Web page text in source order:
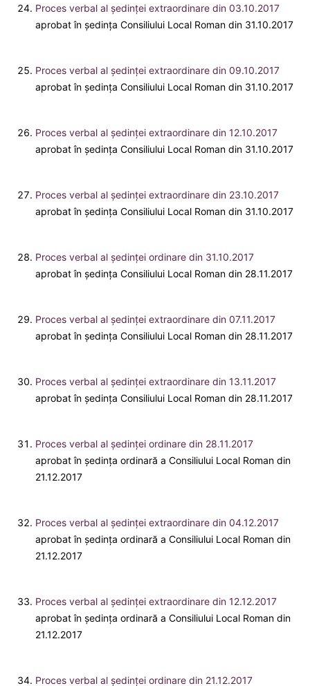
Proces verbal al ședinței extraordinare din 03.10.2017
aprobat în ședința Consiliului Local Roman din 31.10.2017
Proces verbal al ședinței extraordinare din 09.10.2017
aprobat în ședința Consiliului Local Roman din 31.10.2017
Proces verbal al ședinței extraordinare din 12.10.2017
aprobat în ședința Consiliului Local Roman din 31.10.2017
Proces verbal al ședinței extraordinare din 23.10.2017
aprobat în ședința Consiliului Local Roman din 31.10.2017
Proces verbal al ședinței ordinare din 31.10.2017
aprobat în ședința Consiliului Local Roman din 28.11.2017
Proces verbal al ședinței extraordinare din 07.11.2017
aprobat în ședința Consiliului Local Roman din 28.11.2017
Proces verbal al ședinței extraordinare din 13.11.2017
aprobat în ședința Consiliului Local Roman din 28.11.2017
Proces verbal al ședinței ordinare din 28.11.2017
aprobat în ședința ordinară a Consiliului Local Roman din
21.12.2017
Proces verbal al ședinței extraordinare din 04.12.2017
aprobat în ședința ordinară a Consiliului Local Roman din
21.12.2017
Proces verbal al ședinței extraordinare din 12.12.2017
aprobat în ședința ordinară a Consiliului Local Roman din
21.12.2017
Proces verbal al ședinței ordinare din 21.12.2017